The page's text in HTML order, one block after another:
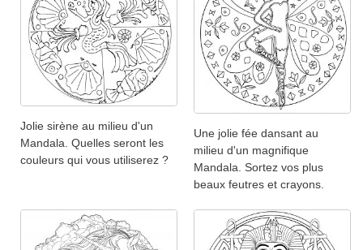
Jolie sirène au milieu d'un
Mandala. Quelles seront les
couleurs qui vous utiliserez ?
Une jolie fée dansant au
milieu d'un magnifique
Mandala. Sortez vos plus
beaux feutres et crayons.